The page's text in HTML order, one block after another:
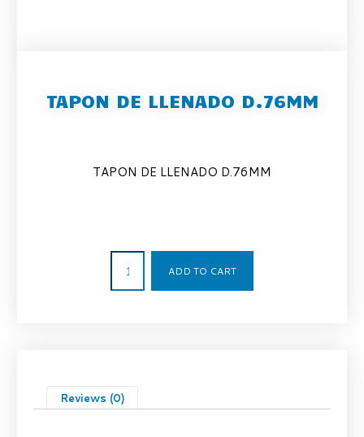
TAPON DE LLENADO D.76MM
TAPON DE LLENADO D.76MM
ADD TO CART
Reviews (0)